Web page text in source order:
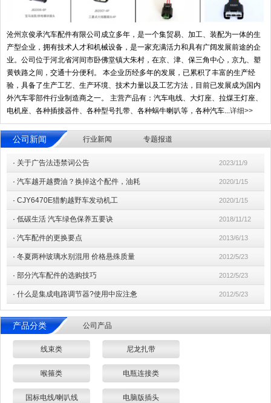
沧州京俊承汽车配件有限公司成立多年，是一个集贸易、加工、装配为一体的生
产型企业，拥有技术人才和机械设备，是一家充满活力和具有广阔发展前途的企
业。公司位于河北省河间市卧佛堂镇大朱村，在京、津、保三角中心，京九、塑
黄铁路之间，交通十分便利。 本企业历经多年的发展，已累积了丰富的生产经
验，具备了生产工艺、生产环境、技术力量以及工艺方法，目前已发展成为国内
外汽车零部件行业制造商之一。 主营产品有：汽车电线、大灯座、拉煤王灯座、
电机座、各种插接器件、各种型号扎带、各种蜗牛喇叭等，各种汽车...详细>>
公司新闻 行业新闻 专题报道
· 关于广告法违禁词公告 2023/11/9
· 汽车越开越费油？换掉这个配件，油耗 2020/1/15
· CJY6470E猎豹越野车发动机工 2020/1/15
· 低碳生活 汽车绿色保养五要诀 2018/11/12
· 汽车配件的更换要点 2013/6/13
· 冬夏两种玻璃水别混用 价格悬殊质量 2012/5/23
· 部分汽车配件的选购技巧 2012/5/23
· 什么是集成电路调节器?使用中应注惫 2012/5/23
产品分类 公司产品
线束类 尼龙扎带
喉箍类 电瓶连接类
国标电线/喇叭线 电脑版插头